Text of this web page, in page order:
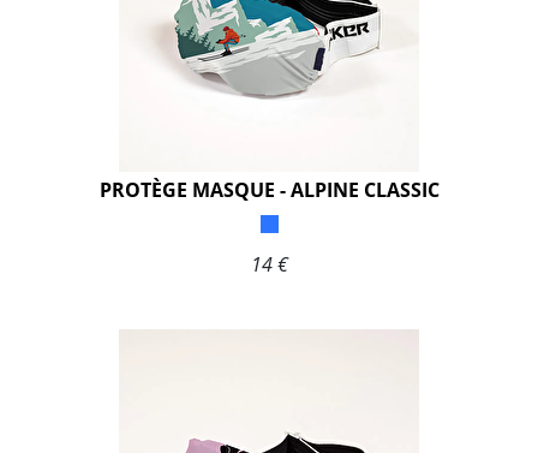
PROTÈGE MASQUE - ALPINE CLASSIC
14 €